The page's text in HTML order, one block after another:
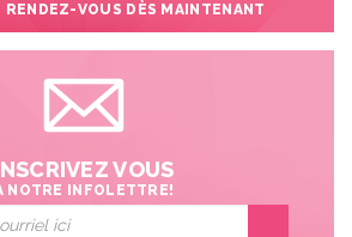
RENDEZ-VOUS DÈS MAINTENANT
VOUS
NOTRE INFOLETTRE!